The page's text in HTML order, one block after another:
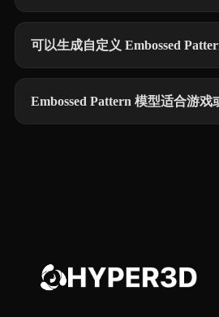
可以生成自定义 Embossed
Embossed Pattern 模型适合游戏